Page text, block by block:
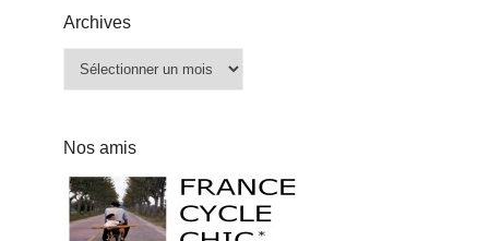
Archives
Archives
Nos amis